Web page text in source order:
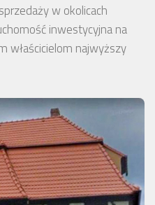
w okolicach
inwestycyjna na
właścicielom najwyższy